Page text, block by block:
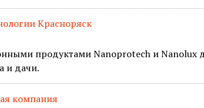
Красноряск
продуктами Nanoprotech и Nanolux
и дачи.
компания